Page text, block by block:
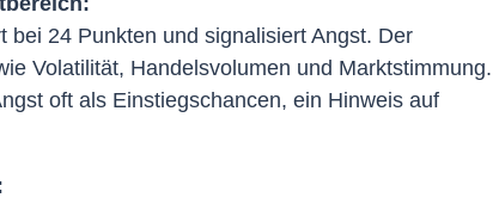
bei 24 Punkten und signalisiert Angst. Der
Volatilität, Handelsvolumen und Marktstimmung.
oft als Einstiegschancen, ein Hinweis auf